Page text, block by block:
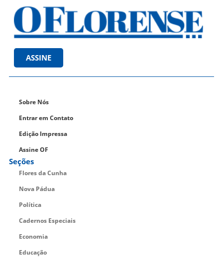
ASSINE
Sobre Nós
Entrar em Contato
Edição Impressa
Assine OF
Seções
Flores da Cunha
Nova Pádua
Política
Cadernos Especiais
Economia
Educação